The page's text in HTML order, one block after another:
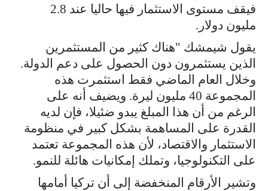
فيقف مستوى الاستثمار فيها حاليا عند 2.8
مليون دولار.
يقول شيمشك "هناك كثير من المستثمرين
الذين يستثمرون دون الحصول على دعم الدولة.
وخلال العام الماضي فقط استثمرت هذه
المجموعة 40 مليون ليرة. ويضيف أنه على
الرغم من أن هذا المبلغ يبدو ضئيلا، فإن لديه
القدرة على المساهمة بشكل كبير في منظومة
الاستثمار والاقتصاد، لأن هذه المجموعة تعتمد
على التكنولوجيا، وتملك إمكانيات هائلة للنمو.
وتشير الأرقام المنخفضة إلى أن تركيا أمامها